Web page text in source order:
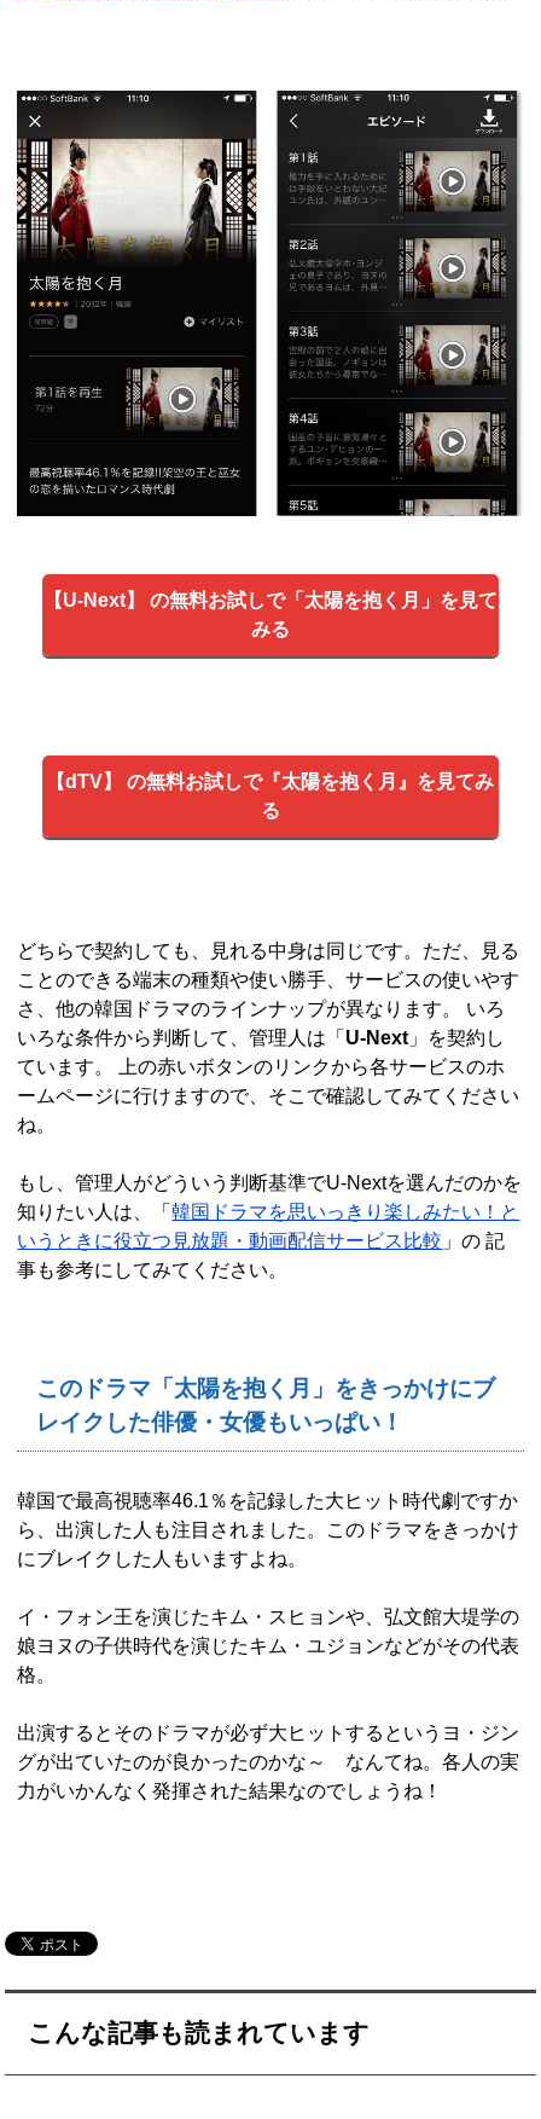
【U-Next】 の無料お試しで「太陽を抱く月」を見て
みる
【dTV】 の無料お試しで『太陽を抱く月』を見てみ
る
どちらで契約しても、見れる中身は同じです。ただ、見る
ことのできる端末の種類や使い勝手、サービスの使いやす
さ、他の韓国ドラマのラインナップが異なります。 いろ
いろな条件から判断して、管理人は「 U-Next 」を契約し
ています。 上の赤いボタンのリンクから各サービスのホ
ームページに行けますので、そこで確認してみてください
ね。
もし、管理人がどういう判断基準でU-Nextを選んだのかを
知りたい人は、「韓国ドラマを思いっきり楽しみたい！と
いうときに役立つ見放題・動画配信サービス比較 」の 記
事も参考にしてみてください。
このドラマ「太陽を抱く月」をきっかけにブ
レイクした俳優・女優もいっぱい！
韓国で最高視聴率46.1％を記録した大ヒット時代劇ですか
ら、出演した人も注目されました。このドラマをきっかけ
にブレイクした人もいますよね。
イ・フォン王を演じたキム・スヒョンや、弘文館大堤学の
娘ヨヌの子供時代を演じたキム・ユジョンなどがその代表
格。
出演するとそのドラマが必ず大ヒットするというヨ・ジン
グが出ていたのが良かったのかな～ なんてね。各人の実
力がいかんなく発揮された結果なのでしょうね！
こんな記事も読まれています